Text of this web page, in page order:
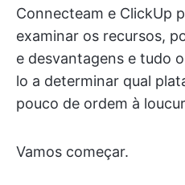
Connecteam e ClickUp
examinar os recursos,
e desvantagens e tudo
lo a determinar qual
pouco de ordem à
Vamos começar.